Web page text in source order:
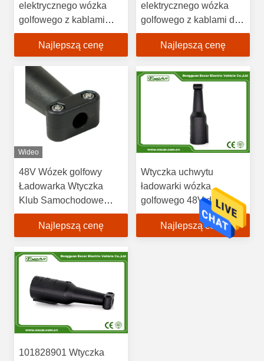
elektrycznego wózka
golfowego z kablami
Club Car DS Parts
101802101
Najlepszą cenę
elektrycznego wózka
golfowego z kablami do
części ładowarek Club
Car DS 101802101
Najlepszą cenę
Wideo
48V Wózek golfowy
Ładowarka Wtyczka
Klub Samochodowe
części OEM dla DS
Precedent 101828901
Najlepszą cenę
Wtyczka uchwytu
ładowarki wózka
golfowego 48V do
samochodu klubowego
DS Precedent
Najlepszą cenę
101828901 Wtyczka